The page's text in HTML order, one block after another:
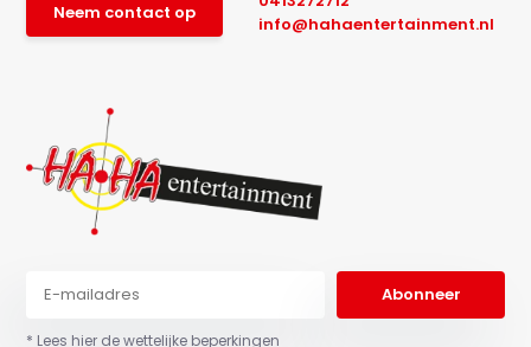
Neem contact op
info@hahaentertainment.nl
Abonneer
* Lees hier de wettelijke beperkingen